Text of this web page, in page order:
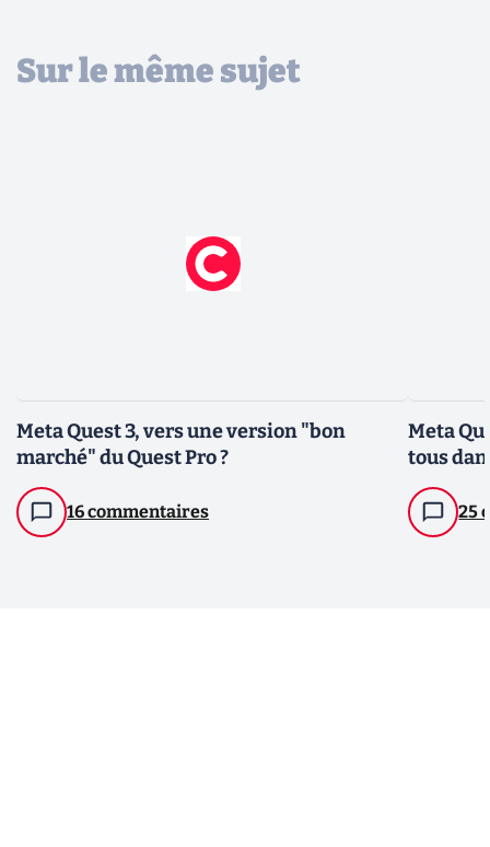
Sur le même sujet
Meta Quest 3, vers une version "bon
marché" du Quest Pro ?
16 commentaires
Meta
tous
25